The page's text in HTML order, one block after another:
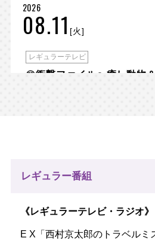
2026
08.11 [火]
レギュラーテレビ
㊙衝撃ファイル〜癒し動物
驚きイタズラ
ドラマ（再放送）
レギュラー番組
レギュラーテレビ・ラジオ
E X「西村京太郎のトラベル